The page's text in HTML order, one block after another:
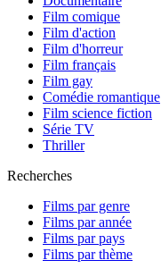
Film comique
Film d'action
Film d'horreur
Film français
Film gay
Comédie romantique
Film science fiction
Série TV
Thriller
Recherches
Films par genre
Films par année
Films par pays
Films par thème